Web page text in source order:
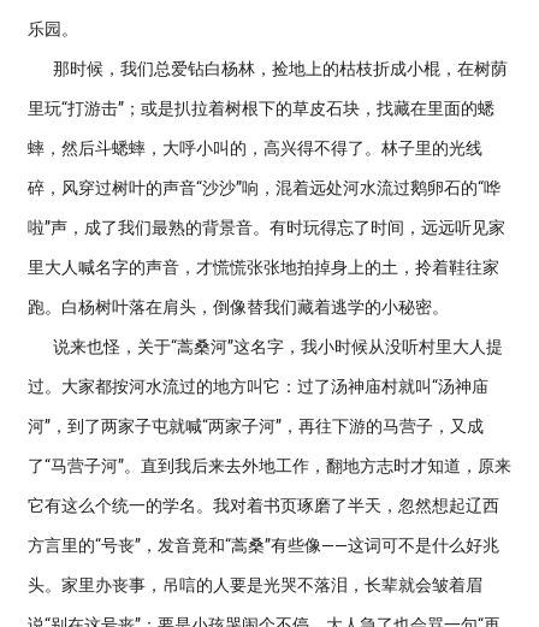
乐园。
那时候，我们总爱钻白杨林，捡地上的枯枝折成小棍，在树荫
里玩“打游击”；或是扒拉着树根下的草皮石块，找藏在里面的蟋
蟀，然后斗蟋蟀，大呼小叫的，高兴得不得了。林子里的光线
碎，风穿过树叶的声音“沙沙”响，混着远处河水流过鹅卵石的“哗
啦”声，成了我们最熟的背景音。有时玩得忘了时间，远远听见家
里大人喊名字的声音，才慌慌张张地拍掉身上的土，拎着鞋往家
跑。白杨树叶落在肩头，倒像替我们藏着逃学的小秘密。
说来也怪，关于“蒿桑河”这名字，我小时候从没听村里大人提
过。大家都按河水流过的地方叫它：过了汤神庙村就叫“汤神庙
河”，到了两家子屯就喊“两家子河”，再往下游的马营子，又成
了“马营子河”。直到我后来去外地工作，翻地方志时才知道，原来
它有这么个统一的学名。我对着书页琢磨了半天，忽然想起辽西
方言里的“号丧”，发音竟和“蒿桑”有些像——这词可不是什么好兆
头。家里办丧事，吊唁的人要是光哭不落泪，长辈就会皱着眉